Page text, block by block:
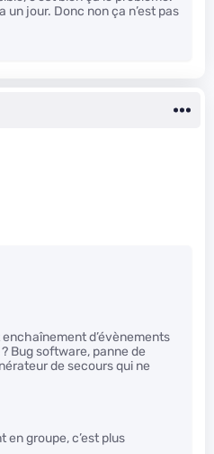
un jour. Donc non ça n’est pas
d’évènements
Bug software, panne de
de secours qui ne
groupe, c’est plus